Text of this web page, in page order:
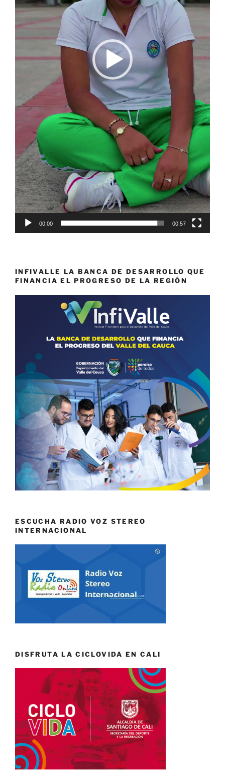
00:00 00:57
INFIVALLE LA BANCA DE DESARROLLO QUE
FINANCIA EL PROGRESO DE LA REGIÓN
ESCUCHA RADIO VOZ STEREO
INTERNACIONAL
DISFRUTA LA CICLOVIDA EN CALI